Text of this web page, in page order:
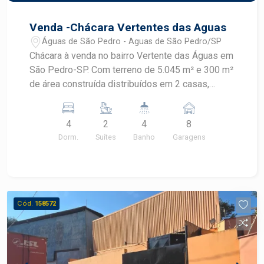
Venda -Chácara Vertentes das Aguas
Águas de São Pedro - Aguas de São Pedro/SP
Chácara à venda no bairro Vertente das Águas em
São Pedro-SP. Com terreno de 5.045 m² e 300 m²
de área construída distribuídos em 2 casas,
- 01 Sala para dois ambientes com ar
condicionado - 01 Cozinha com planejados e
integrada com a Sala - 02 suítes com ar
conta com: - Espaço gourmet com Churrasqueira,
forno e fogão a lenha - Pìscina - Amplo quintal
com árvores frutíferas; - Varanda com deck de
madeira e chuveirão; - Vestiários masculino e
feminino; - Quarto de ferramentas - Amplo
4
Dorm.
2
Suítes
4
Banho
8
Garagens
Cód. 158572